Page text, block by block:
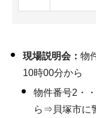
現場説明会： 物
10時00分から
物件番号2・
ら⇒貝塚市に